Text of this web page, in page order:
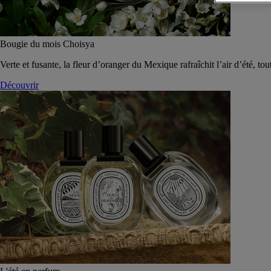
Bougie du mois Choisya
Verte et fusante, la fleur d’oranger du Mexique rafraîchit l’air d’été,
Découvrir